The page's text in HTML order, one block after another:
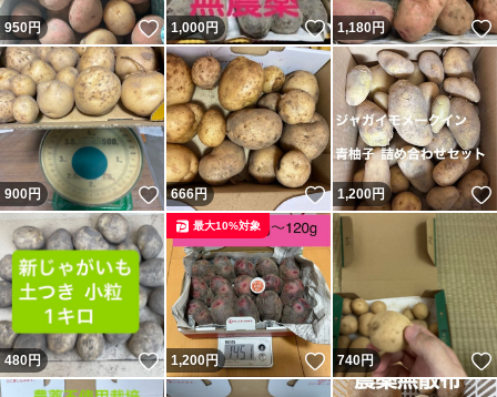
950円 いいね！
1,000円 いいね！
1,180円
900円 いいね！
666円 いいね！
1,200円
480円 いいね！
1,200円 いいね！
最大10%対象
740円